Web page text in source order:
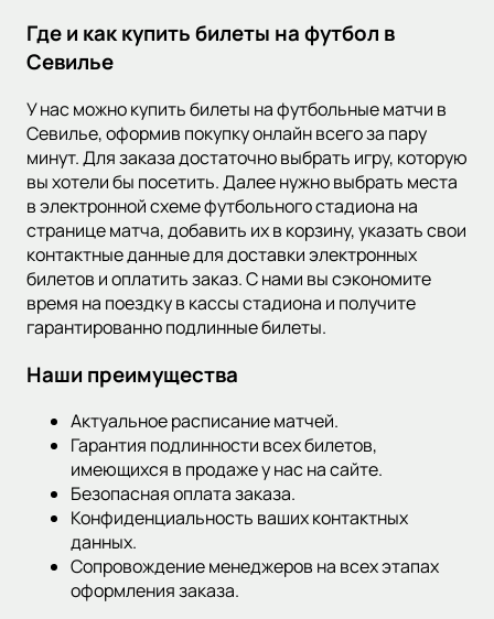
Где и как купить билеты на футбол в
Севилье
У нас можно купить билеты на футбольные матчи в
Севилье, оформив покупку онлайн всего за пару
минут. Для заказа достаточно выбрать игру, которую
вы хотели бы посетить. Далее нужно выбрать места
в электронной схеме футбольного стадиона на
странице матча, добавить их в корзину, указать свои
контактные данные для доставки электронных
билетов и оплатить заказ. С нами вы сэкономите
время на поездку в кассы стадиона и получите
гарантированно подлинные билеты.
Наши преимущества
Актуальное расписание матчей.
Гарантия подлинности всех билетов,
имеющихся в продаже у нас на сайте.
Безопасная оплата заказа.
Конфиденциальность ваших контактных
данных.
Сопровождение менеджеров на всех этапах
оформления заказа.